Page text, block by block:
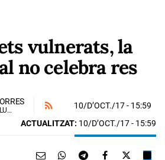
vulnerats, la
no celebra res
PRESIDENTA DE SALUT MENTAL PONENT
10/D’OCT./17- 15:59
ACTUALITZAT: 10/D’OCT./17 - 15:59